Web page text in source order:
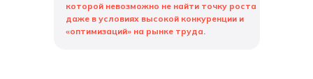
которой невозможно не найти точку роста
даже в условиях высокой конкуренции и
«оптимизаций» на рынке труда.